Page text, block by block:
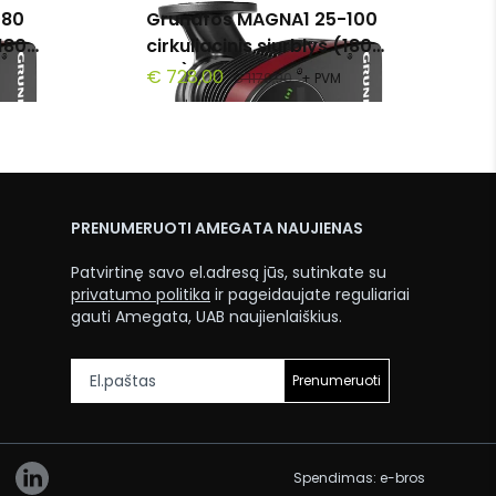
Grundfos MAGNA1 25-100
cirkuliacinis siurblys (180
mm)
€ 728,00 € 1179,90 + PVM
PRENUMERUOTI AMEGATA NAUJIENAS
Patvirtinę savo el.adresą jūs, sutinkate su
privatumo politika ir pageidaujate reguliariai
gauti Amegata, UAB naujienlaiškius.
Prenumeruoti
Spendimas: e-bros